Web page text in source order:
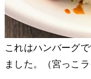
これはハンバーグ
ました。（宮っこ